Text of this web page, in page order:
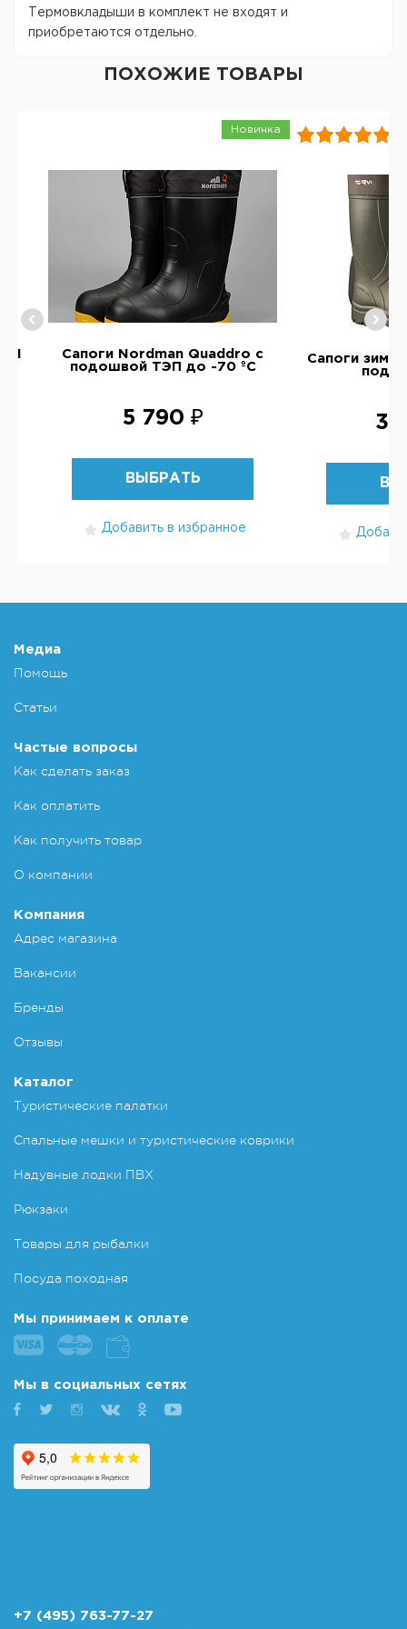
Термовкладыши в комплект не входят и
приобретаются отдельно.
ПОХОЖИЕ ТОВАРЫ
Новинка
Сапоги Nordman Quaddro с
подошвой ТЭП до -70 ºС
5 790 ₽
ВЫБРАТЬ
Добавить в избранное
Сапоги
3
Медиа
Помощь
Статьи
Частые вопросы
Как сделать заказ
Как оплатить
Как получить товар
О компании
Компания
Адрес магазина
Вакансии
Бренды
Отзывы
Каталог
Туристические палатки
Спальные мешки и туристические коврики
Надувные лодки ПВХ
Рюкзаки
Товары для рыбалки
Посуда походная
Мы принимаем к оплате
Мы в социальных сетях
+7 (495) 763-77-27